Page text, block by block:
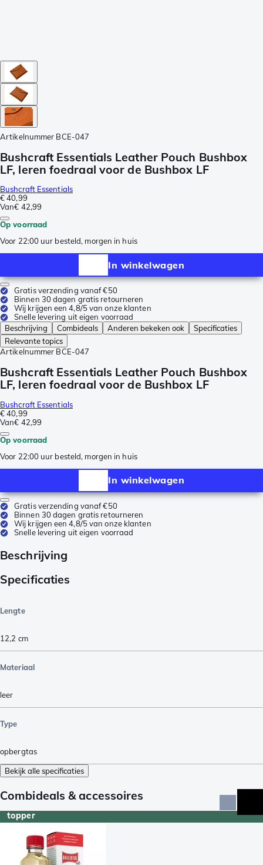
Artikelnummer BCE-047
Bushcraft Essentials Leather Pouch Bushbox
LF, leren foedraal voor de Bushbox LF
Bushcraft Essentials
€ 40,99
Van€ 42,99
Op voorraad
Voor 22:00 uur besteld, morgen in huis
In winkelwagen
Gratis verzending vanaf €50
Binnen 30 dagen gratis retourneren
Wij krijgen een 4,8/5 van onze klanten
Snelle levering uit eigen voorraad
Beschrijving
Combideals Anderen bekeken ook
Specificaties
Relevante topics
Artikelnummer BCE-047
Bushcraft Essentials Leather Pouch Bushbox
LF, leren foedraal voor de Bushbox LF
Bushcraft Essentials
€ 40,99
Van€ 42,99
Op voorraad
Voor 22:00 uur besteld, morgen in huis
In winkelwagen
Gratis verzending vanaf €50
Binnen 30 dagen gratis retourneren
Wij krijgen een 4,8/5 van onze klanten
Snelle levering uit eigen voorraad
Beschrijving
Specificaties
Lengte
12,2 cm
Materiaal
leer
Type
opbergtas
Bekijk alle specificaties
Combideals & accessoires
topper